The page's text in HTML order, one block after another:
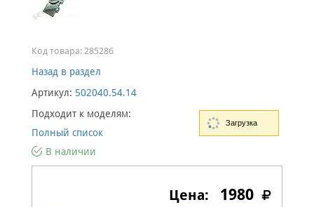
Код товара: 285286
Назад в раздел
Артикул: 502040.54.14
Подходит к моделям:
Полный список
В наличии
1980
Загрузка